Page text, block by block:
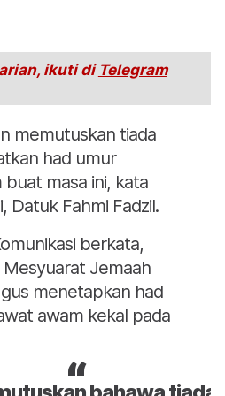
ikuti di Telegram
memutuskan tiada
had umur
masa ini, kata
Datuk Fahmi Fadzil.
berkata,
Jemaah
menetapkan had
awam kekal pada